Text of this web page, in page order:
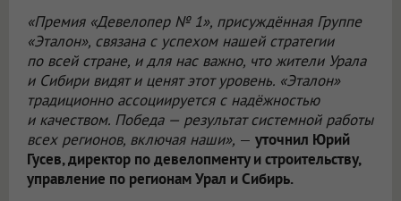
«Премия «Девелопер № 1», присуждённая Группе
«Эталон», связана с успехом нашей стратегии
по всей стране, и для нас важно, что жители Урала
и Сибири видят и ценят этот уровень. «Эталон»
традиционно ассоциируется с надёжностью
и качеством. Победа — результат системной работы
всех регионов, включая наши», — уточнил Юрий
Гусев, директор по девелопменту и строительству,
управление по регионам Урал и Сибирь.